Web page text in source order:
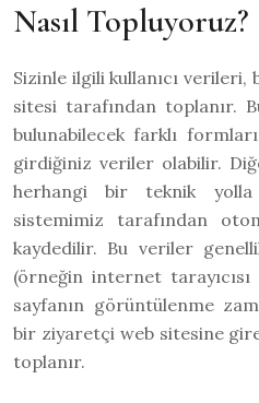
Nasıl Topluyoruz?
Sizinle ilgili kullanıcı verileri,
sitesi tarafından toplanır.
bulunabilecek farklı
girdiğiniz veriler olabilir.
herhangi bir teknik
sistemimiz tarafından
kaydedilir. Bu veriler
(örneğin internet
sayfanın görüntülenme
bir ziyaretçi web sitesine
toplanır.